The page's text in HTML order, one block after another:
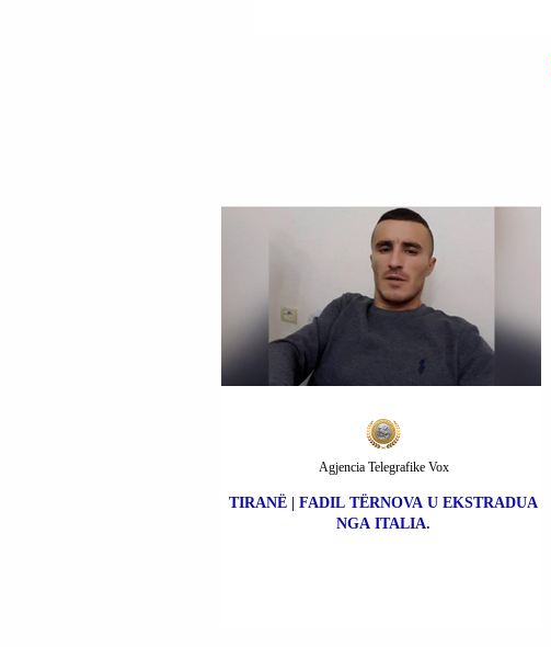
TIRANË | FADIL TËRNOVA U EKSTRADUA
NGA ITALIA.
Agjencia Telegrafike Vox